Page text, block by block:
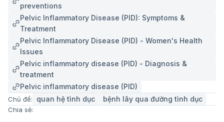
preventions
Pelvic Inflammatory Disease (PID): Symptoms &
Treatment
Pelvic Inflammatory Disease (PID) - Women's Health
Issues
Pelvic inflammatory disease (PID) - Diagnosis &
treatment
Pelvic inflammatory disease (PID)
Chủ đề: quan hệ tình dục bệnh lây qua đường tình dục
Chia sẻ: